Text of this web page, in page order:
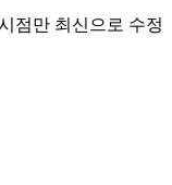
점만 최신으로 수정